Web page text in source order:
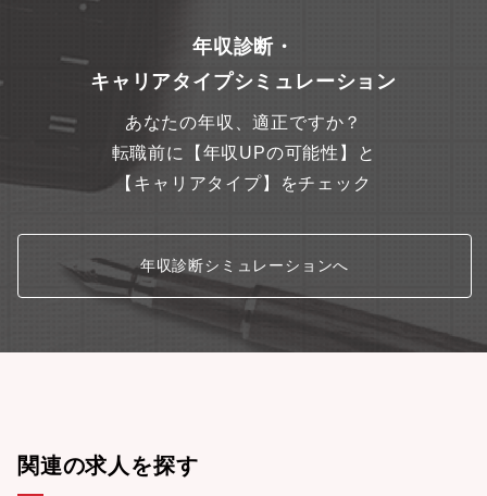
年収診断・
キャリアタイプシミュレーション
あなたの年収、適正ですか？
転職前に【年収UPの可能性】と
【キャリアタイプ】をチェック
年収診断シミュレーションへ
関連の求人を探す